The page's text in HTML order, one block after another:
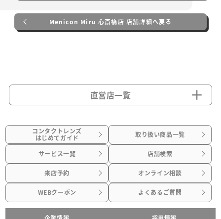
Menicon Miru 心斎橋店 店舗詳細へ戻る
直営店一覧
コンタクトレンズ
はじめてガイド 取り扱い商品一覧
サービス一覧 店舗検索
来店予約 オンライン相談
WEBクーポン よくあるご質問